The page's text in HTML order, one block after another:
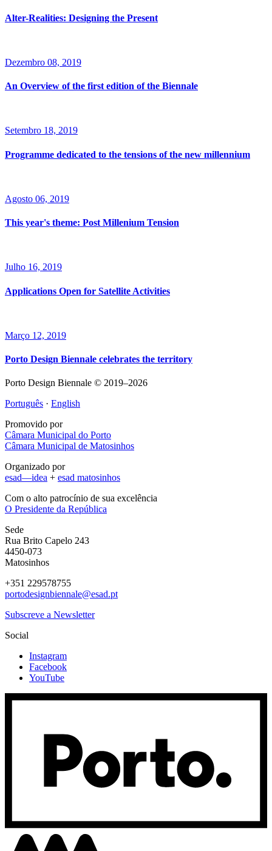
Alter-Realities: Designing the Present
Dezembro 08, 2019
An Overview of the first edition of the Biennale
Setembro 18, 2019
Programme dedicated to the tensions of the new millennium
Agosto 06, 2019
This year's theme: Post Millenium Tension
Julho 16, 2019
Applications Open for Satellite Activities
Março 12, 2019
Porto Design Biennale celebrates the territory
Porto Design Biennale © 2019–2026
Português · English
Promovido por
Câmara Municipal do Porto
Câmara Municipal de Matosinhos
Organizado por
esad—idea + esad matosinhos
Com o alto patrocínio de sua excelência
O Presidente da República
Sede
Rua Brito Capelo 243
4450-073
Matosinhos
+351 229578755
portodesignbiennale@esad.pt
Subscreve a Newsletter
Social
Instagram
Facebook
YouTube